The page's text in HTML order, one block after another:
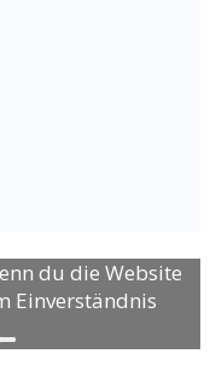
du die Website
Einverständnis